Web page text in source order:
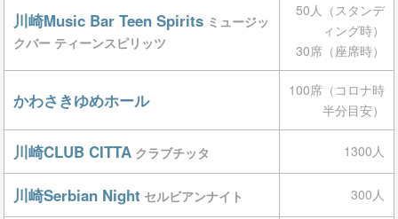
川崎Music Bar Teen Spirits ミュージッ
クバー ティーンスピリッツ
50人（スタンデ
ィング時）
30席（座席時）
かわさきゆめホール
100席（コロナ時
半分目安）
川崎CLUB CITTA クラブチッタ 1300人
川崎Serbian Night セルビアンナイト 300人